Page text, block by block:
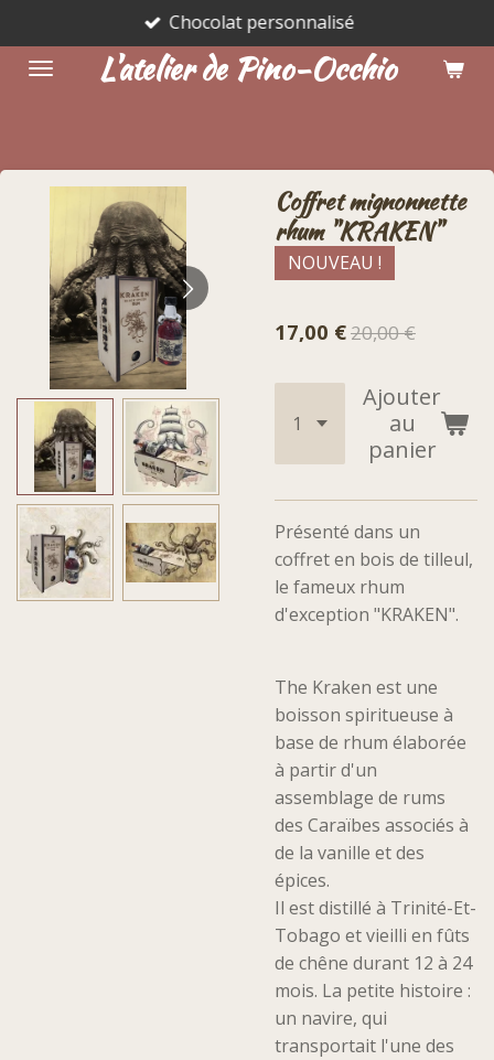
au
contenu
L'atelier de Pino-Occhio
Chocolat personnalisé
Coffret mignonnette
rhum "KRAKEN"
NOUVEAU !
17,00 €20,00 €
Ajouter
au
panier
Présenté dans un
coffret en bois de tilleul,
le fameux rhum
d'exception "KRAKEN".
The Kraken est une
boisson spiritueuse à
base de rhum élaborée
à partir d'un
assemblage de rums
des Caraïbes associés à
de la vanille et des
épices.
Il est distillé à Trinité-Et-
Tobago et vieilli en fûts
de chêne durant 12 à 24
mois. La petite histoire :
un navire, qui
transportait l'une des